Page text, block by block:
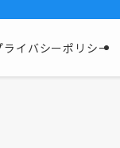
ライバシーポリシー